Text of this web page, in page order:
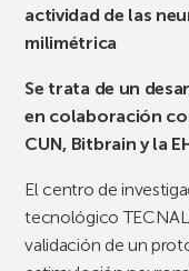
actividad de las
milimétrica
Se trata de un
en colaboración
CUN, Bitbrain y la
El centro de
tecnológico
validación de un